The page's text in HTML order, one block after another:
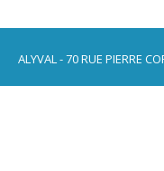
ALYVAL - 70 RUE PIERRE